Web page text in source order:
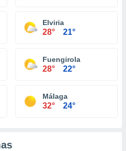
Elviria
28° 21°
Fuengirola
28° 22°
Málaga
32° 24°